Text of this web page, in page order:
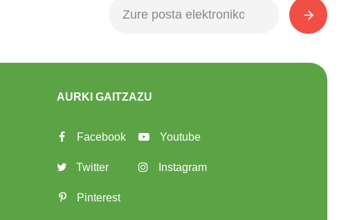
AURKI GAITZAZU
Facebook
Twitter
Pinterest
Youtube
Instagram